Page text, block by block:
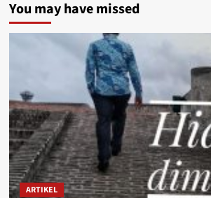
You may have missed
ARTIKEL